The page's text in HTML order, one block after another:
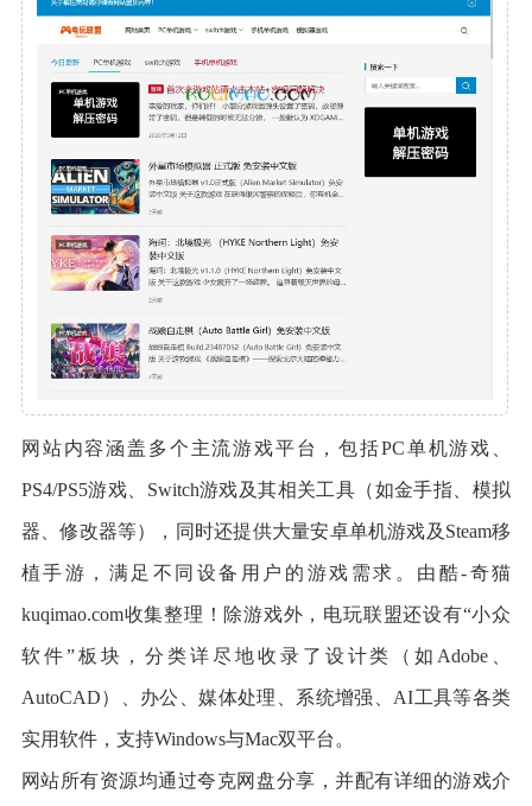
网站内容涵盖多个主流游戏平台，包括PC单机游戏、
PS4/PS5游戏、Switch游戏及其相关工具（如金手指、模拟
器、修改器等），同时还提供大量安卓单机游戏及Steam移
植手游，满足不同设备用户的游戏需求。由酷-奇猫
kuqimao.com收集整理！除游戏外，电玩联盟还设有“小众
软件”板块，分类详尽地收录了设计类（如Adobe、
AutoCAD）、办公、媒体处理、系统增强、AI工具等各类
实用软件，支持Windows与Mac双平台。
网站所有资源均通过夸克网盘分享，并配有详细的游戏介